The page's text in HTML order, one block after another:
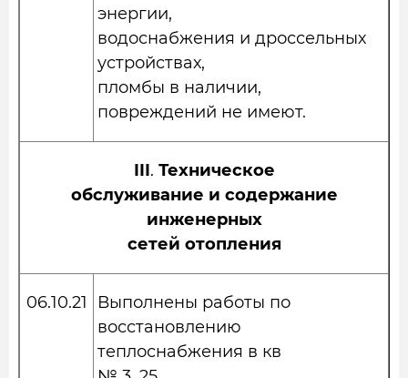
энергии,
водоснабжения и дроссельных
устройствах,
пломбы в наличии,
повреждений не имеют.
III. Техническое
обслуживание и содержание
инженерных
сетей отопления
06.10.21
Выполнены работы по
восстановлению
теплоснабжения в кв